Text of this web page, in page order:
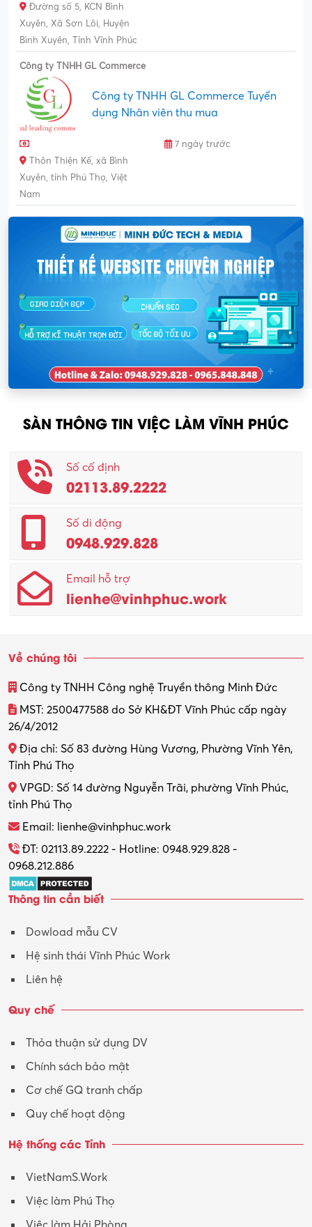
Đường số 5, KCN Bình
Xuyên, Xã Sơn Lôi, Huyện
Bình Xuyên, Tỉnh Vĩnh Phúc
Công ty TNHH GL Commerce
Công ty TNHH GL Commerce Tuyển
dụng Nhân viên thu mua
7 ngày trước
Thôn Thiện Kế, xã Bình
Xuyên, tỉnh Phú Thọ, Việt
Nam
SÀN THÔNG TIN VIỆC LÀM VĨNH PHÚC
Số cố định
02113.89.2222
Số di động
0948.929.828
Email hỗ trợ
lienhe@vinhphuc.work
Về chúng tôi
Công ty TNHH Công nghệ Truyền thông Minh Đức
MST: 2500477588 do Sở KH&ĐT Vĩnh Phúc cấp ngày
26/4/2012
Địa chỉ: Số 83 đường Hùng Vương, Phường Vĩnh Yên,
Tỉnh Phú Thọ
VPGD: Số 14 đường Nguyễn Trãi, phường Vĩnh Phúc,
tỉnh Phú Thọ
Email: lienhe@vinhphuc.work
ĐT: 02113.89.2222 - Hotline: 0948.929.828 -
0968.212.886
Thông tin cần biết
Dowload mẫu CV
Hệ sinh thái Vĩnh Phúc Work
Liên hệ
Quy chế
Thỏa thuận sử dụng DV
Chính sách bảo mật
Cơ chế GQ tranh chấp
Quy chế hoạt động
Hệ thống các Tỉnh
VietNamS.Work
Việc làm Phú Thọ